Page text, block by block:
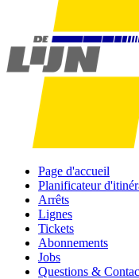
Page d'accueil
Planificateur
Arrêts
Lignes
Tickets
Abonnements
Jobs
Questions &